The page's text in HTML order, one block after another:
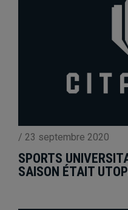
/ 23 septembre 2020
SPORTS
SAISON ÉTAIT